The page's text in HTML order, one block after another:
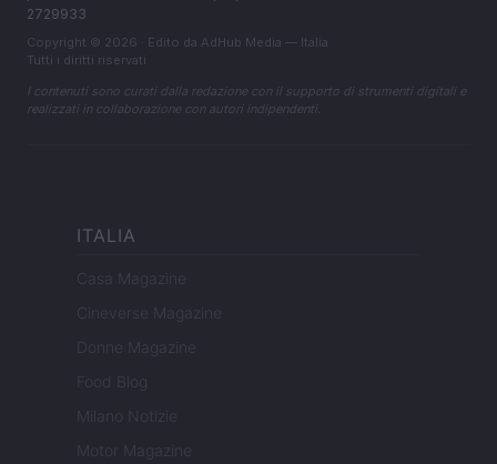
2729933
Copyright © 2026 · Edito da AdHub Media — Italia
Tutti i diritti riservati
I contenuti sono curati dalla redazione con il supporto di strumenti digitali e
realizzati in collaborazione con autori indipendenti.
ITALIA
Casa Magazine
Cineverse Magazine
Donne Magazine
Food Blog
Milano Notizie
Motor Magazine